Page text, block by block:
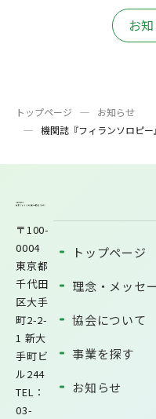
お
トップページ
お知らせ
機関誌『フィランソロピ
〒100-
0004
東京都
千代田
区大手
町2-2-
1 新大
手町ビ
ル244
TEL：
03-
トップページ
理念・メッセ
協会について
事業を探す
お知らせ